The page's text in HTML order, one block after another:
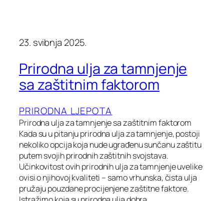
23. svibnja 2025.
Prirodna ulja za tamnjenje
sa zaštitnim faktorom
PRIRODNA LJEPOTA
Prirodna ulja za tamnjenje sa zaštitnim faktorom
Kada su u pitanju prirodna ulja za tamnjenje, postoji
nekoliko opcija koja nude ugrađenu sunčanu zaštitu
putem svojih prirodnih zaštitnih svojstava.
Učinkovitost ovih prirodnih ulja za tamnjenje uvelike
ovisi o njihovoj kvaliteti – samo vrhunska, čista ulja
pružaju pouzdane procijenjene zaštitne faktore.